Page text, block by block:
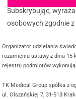
Subskrybując,
osobowych zgodnie
Organizator udzielania
rozumieniu ustawy z dnia 15
rejestru podmiotów
TK Medical Group spółka z
ul. Olszańskiej 7, 31-513